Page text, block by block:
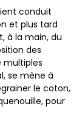
conduit
et plus tard
à la main, du
des
multiples
se mène à
le coton,
pour